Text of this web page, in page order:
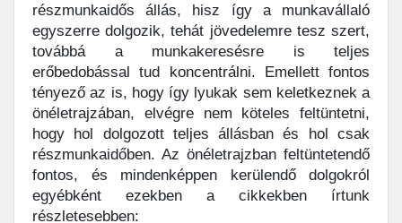
részmunkaidős állás, hisz így a munkavállaló
egyszerre dolgozik, tehát jövedelemre tesz szert,
továbbá a munkakeresésre is teljes
erőbedobással tud koncentrálni. Emellett fontos
tényező az is, hogy így lyukak sem keletkeznek a
önéletrajzában, elvégre nem köteles feltüntetni,
hogy hol dolgozott teljes állásban és hol csak
részmunkaidőben. Az önéletrajzban feltüntetendő
fontos, és mindenképpen kerülendő dolgokról
egyébként ezekben a cikkekben írtunk
részletesebben: